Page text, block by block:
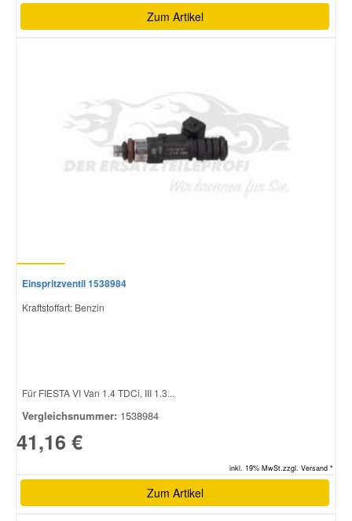
Zum Artikel
Einspritzventil 1538984
Kraftstoffart: Benzin
Für FIESTA VI Van 1.4 TDCi, III 1.3...
Vergleichsnummer: 1538984
41,16 €
inkl. 19% MwSt.zzgl. Versand *
Zum Artikel